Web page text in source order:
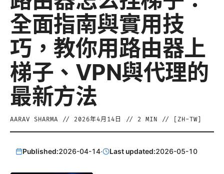
全面指南與實用技
巧，教你用路由器上
梯子、VPN與代理的
最新方法
AARAV SHARMA // 2026年4月14日 // 2 MIN // [ ZH-TW
Published:2026-04-14· Last updated:2026-05-10